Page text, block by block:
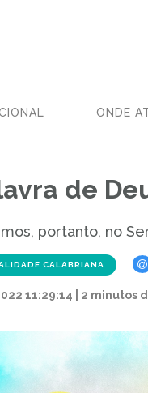
ONDE
de
portanto, no
CALABRIANA
11:29:14 | 2 minutos